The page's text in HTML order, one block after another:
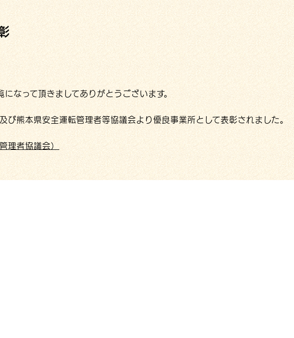
なって頂きましてありがとうございます。
び熊本県安全運転管理者等協議会より優良事業所として表彰されました。
理者協議会）